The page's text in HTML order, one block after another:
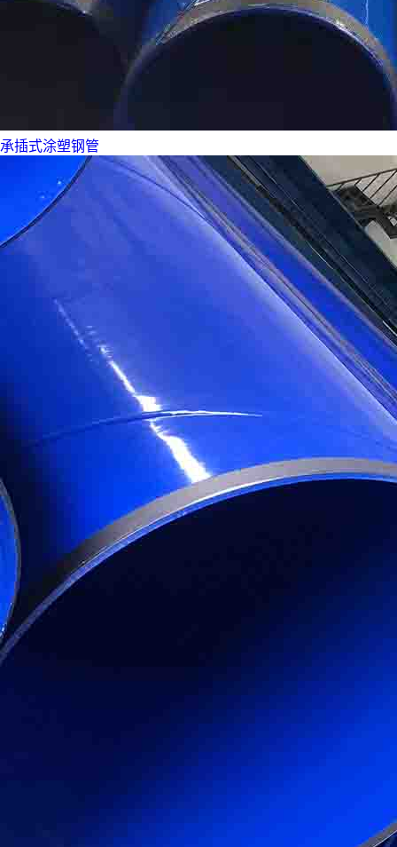
承插式涂塑钢管